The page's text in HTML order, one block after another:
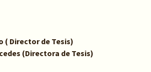
( Director de Tesis)
(Directora de Tesis)